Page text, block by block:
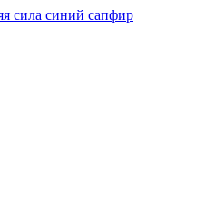
сила синий сапфир